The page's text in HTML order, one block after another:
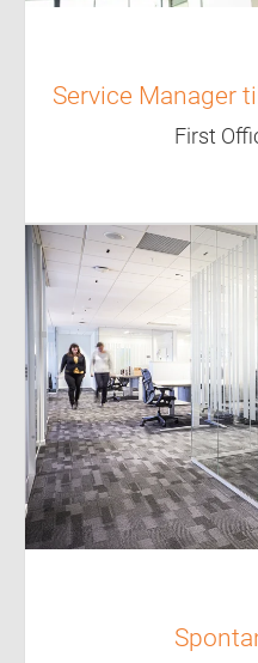
Service Manager
First